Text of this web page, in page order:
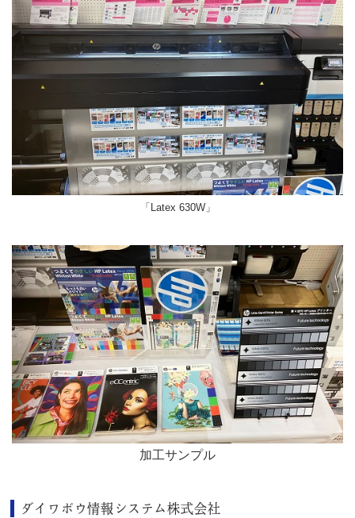
「Latex 630W」
加工サンプル
ダイワボウ情報システム株式会社